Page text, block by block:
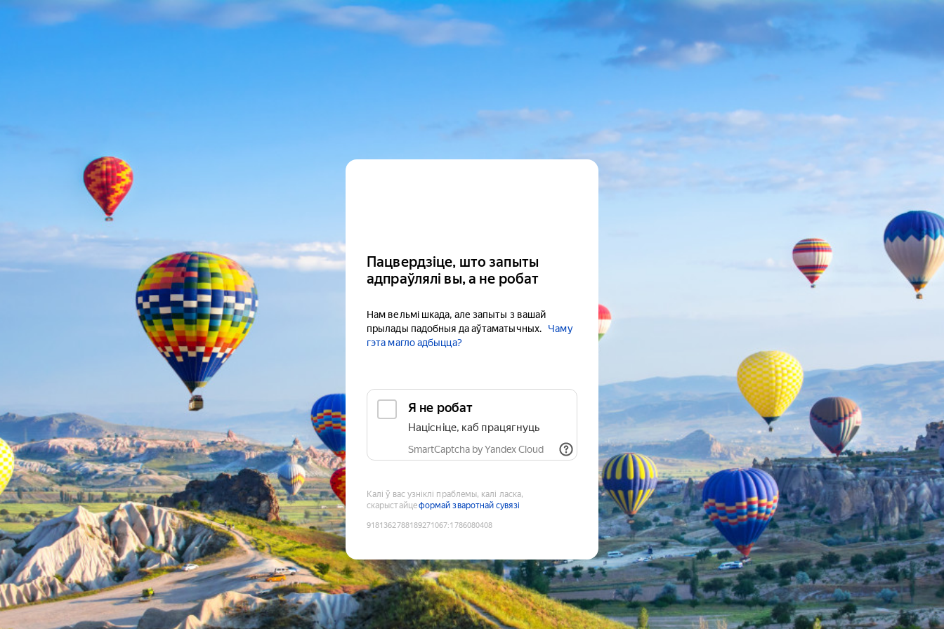
Пацвердзіце, што запыты
адпраўлялі вы, а не робат
Нам вельмі шкада, але запыты з вашай
прылады падобныя да аўтаматычных.
Чаму
гэта магло адбыцца?
Я не робат
Націсніце, каб працягнуць
SmartCaptcha by Yandex Cloud
Калі ў вас узніклі праблемы, калі ласка,
скарыстайцеформай зваротнай сувязі
9181362788189271067:1786080408